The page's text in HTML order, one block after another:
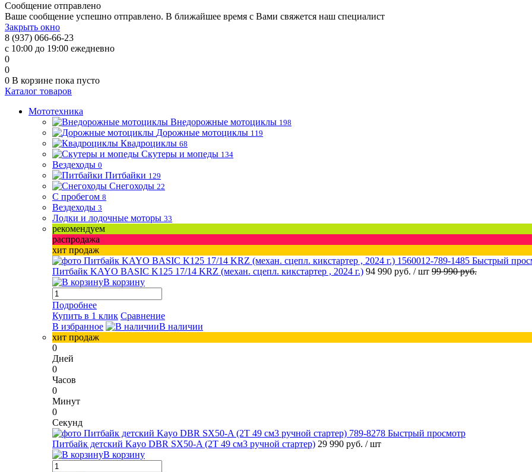
Сообщение отправлено
Ваше сообщение успешно отправлено. В ближайшее время с Вами свяжется наш специалист
Закрыть окно
8 (937) 066-66-23
с 10:00 до 19:00 ежедневно
0
0
0 В корзине пока пусто
Каталог товаров
Мототехника
Внедорожные мотоциклы 198
Дорожные мотоциклы 119
Квадроциклы 68
Скутеры и мопеды 134
Вездеходы 0
Питбайки 129
Снегоходы 22
С пробегом 8
Вездеходы 3
Лодки и лодочные моторы 33
рекомендуем
распродажа
хит продаж
Быстрый
Питбайк KAYO BASIC K125 17/14 KRZ (механ. сцепл. кикстартер , 2024 г.) 94 990 руб. / шт 99 990 руб.
В корзину
Подробнее
Купить в 1 клик Сравнение
В избранное
В наличии
хит продаж
0
Дней
0
Часов
0
Минут
0
Секунд
Быстрый просмотр
Питбайк детский Kayo DBR SX50-A (2T 49 см3 ручной стартер) 29 990 руб. / шт
В корзину